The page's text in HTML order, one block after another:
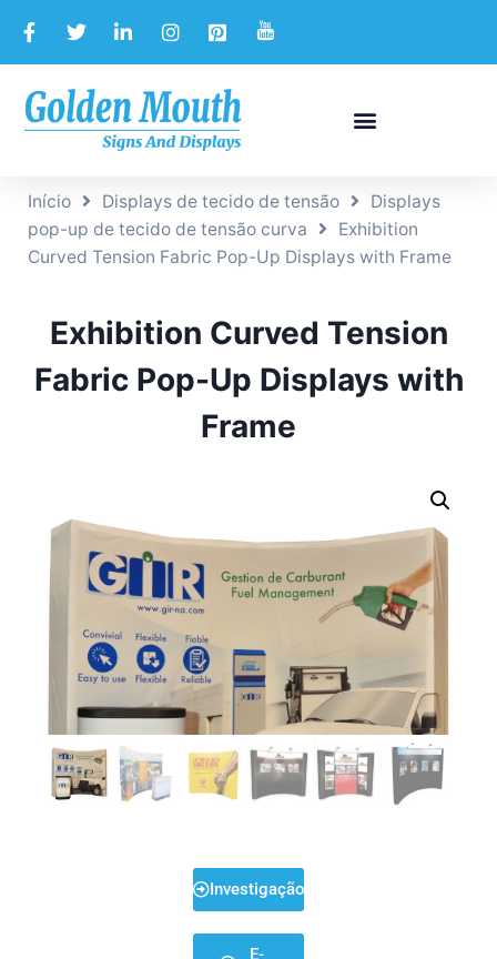
Início Displays de tecido de tensão
Displays
pop-up de tecido de tensão curva
Exhibition
Curved Tension Fabric Pop-Up Displays with Frame
Exhibition Curved Tension
Fabric Pop-Up Displays with
Frame
Investigação
E-